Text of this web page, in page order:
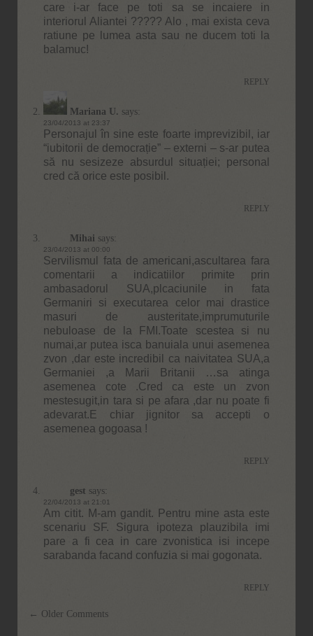
care i-ar face pe toti sa se incaiere in
interiorul Aliantei ????? Alo , mai exista ceva
ratiune pe lumea asta sau ne ducem toti la
balamuc!
REPLY
Mariana U. says:
23/04/2013 at 23:37
Personajul în sine este foarte imprevizibil, iar
“iubitorii de democrație” – externi – s-ar putea
să nu sesizeze absurdul situației; personal
cred că orice este posibil.
REPLY
Mihai says:
23/04/2013 at 00:00
Servilismul fata de americani,ascultarea fara
comentarii a indicatiilor primite prin
ambasadorul SUA,plcaciunile in fata
Germaniri si executarea celor mai drastice
masuri de austeritate,imprumuturile
nebuloase de la FMI.Toate scestea si nu
numai,ar putea isca banuiala unui asemenea
zvon ,dar este incredibil ca naivitatea SUA,a
Germaniei ,a Marii Britanii …sa atinga
asemenea cote .Cred ca este un zvon
mestesugit,in tara si pe afara ,dar nu poate fi
adevarat.E chiar jignitor sa accepti o
asemenea gogoasa !
REPLY
gest says:
22/04/2013 at 21:01
Am citit. M-am gandit. Pentru mine asta este
scenariu SF. Sigura ipoteza plauzibila imi
pare a fi cea in care zvonistica isi incepe
sarabanda facand confuzia si mai gogonata.
REPLY
Comment
← Older Comments